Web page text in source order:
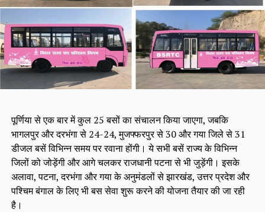
पूर्णिया से एक बार में कुल 25 बसों का संचालन किया जाएगा, जबकि
भागलपुर और दरभंगा से 24-24, मुजफ्फरपुर से 30 और गया जिले से 31
डीजल बसें विभिन्न समय पर रवाना होंगी। ये सभी बसें राज्य के विभिन्न
जिलों को जोड़ेंगी और आगे चलकर राजधानी पटना से भी जुड़ेंगी। इसके
अलावा, पटना, दरभंगा और गया के अनुमंडलों से झारखंड, उत्तर प्रदेश और
पश्चिम बंगाल के लिए भी बस सेवा शुरू करने की योजना तैयार की जा रही
है।